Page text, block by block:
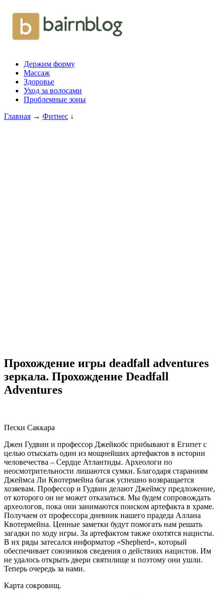
Держим форму
Массаж
Здоровье
Уход за волосами
Проблемные зоны
Главная → Фитнес ↓
Прохождение игры deadfall adventures
зеркала. Прохождение Deadfall
Adventures
Пески Саккара
Джен Гудвин и профессор Джейкобс прибывают в Египет с
целью отыскать один из мощнейших артефактов в истории
человечества – Сердце Атлантиды. Археологи по
неосмотрительности лишаются сумки. Благодаря стараниям
Джеймса Ли Квотермейна багаж успешно возвращается
хозяевам. Профессор и Гудвин делают Джеймсу предложение,
от которого он не может отказаться. Мы будем сопровождать
археологов, пока они занимаются поиском артефакта в храме.
Получаем от профессора дневник нашего прадеда Аллана
Квотермейна. Ценные заметки будут помогать нам решать
загадки по ходу игры. За артефактом также охотятся нацисты.
В их ряды затесался информатор «Shepherd», который
обеспечивает союзников сведения о действиях нацистов. Им
не удалось открыть двери святилище и поэтому они ушли.
Теперь очередь за нами.
Карта сокровищ.